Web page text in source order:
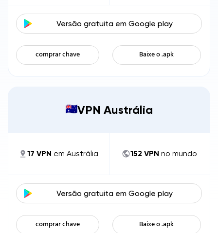
Versão gratuita em Google play
comprar chave Baixe o .apk
VPN Austrália
17 VPN emAustrália 152 VPN no mundo
Versão gratuita em Google play
comprar chave Baixe o .apk